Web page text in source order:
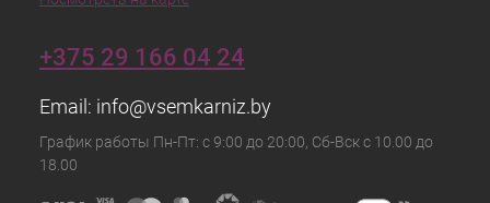
+375 29 166 04 24
Email: info@vsemkarniz.by
График работы Пн-Пт: с 9:00 до 20:00, Сб-Вск с 10.00 до
18.00